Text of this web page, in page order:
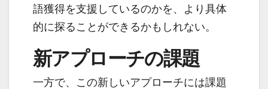
語獲得を支援しているのかを、より具体
的に探ることができるかもしれない。
新アプローチの課題
一方で、この新しいアプローチには課題